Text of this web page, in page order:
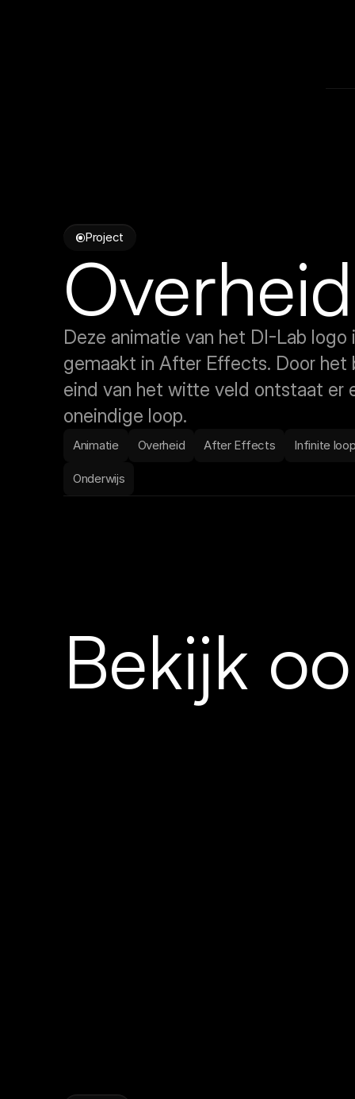
Project
Overheid
Deze animatie van het DI-Lab logo
gemaakt in After Effects. Door het
eind van het witte veld ontstaat er
oneindige loop.
Animatie Overheid After Effects Infinite
Onderwijs
Bekijk